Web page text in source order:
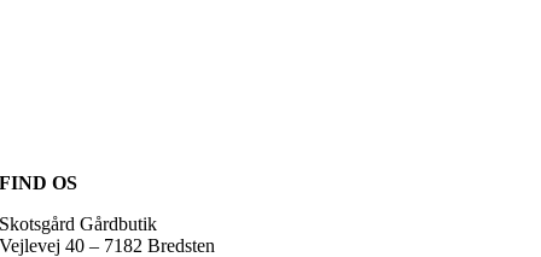
FIND OS
Skotsgård Gårdbutik
Vejlevej 40 – 7182 Bredsten